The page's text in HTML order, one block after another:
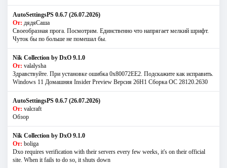
AutoSettingsPS 0.6.7 (26.07.2026)
От: дядяСаша
Своеобразная прога. Посмотрим. Единственно что напрягает мелкий шрифт.
Чуток бы по больше не помешал бы.
Nik Collection by DxO 9.1.0
От: valalysha
Здравствуйте. При установке ошибка 0х80072EE2. Подскажите как исправить.
Windows 11 Домашняя Insider Preview Версия 26H1 Сборка ОС 28120.2630
AutoSettingsPS 0.6.7 (26.07.2026)
От: valcraft
Обзор
Nik Collection by DxO 9.1.0
От: boliga
Dxo requires verification with their servers every few weeks, it's on their official
site. When it fails to do so, it shuts down